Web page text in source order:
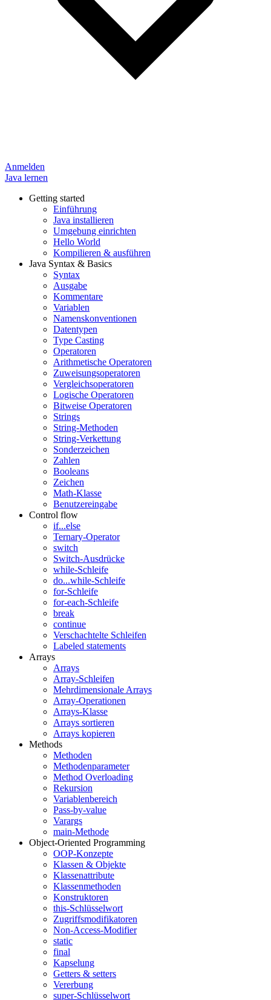
Anmelden
Java lernen
Getting started
Einführung
Java installieren
Umgebung einrichten
Hello World
Kompilieren & ausführen
Java Syntax & Basics
Syntax
Ausgabe
Kommentare
Variablen
Namenskonventionen
Datentypen
Type Casting
Operatoren
Arithmetische Operatoren
Zuweisungsoperatoren
Vergleichsoperatoren
Logische Operatoren
Bitweise Operatoren
Strings
String-Methoden
String-Verkettung
Sonderzeichen
Zahlen
Booleans
Zeichen
Math-Klasse
Benutzereingabe
Control flow
if...else
Ternary-Operator
switch
Switch-Ausdrücke
while-Schleife
do...while-Schleife
for-Schleife
for-each-Schleife
break
continue
Verschachtelte Schleifen
Labeled statements
Arrays
Arrays
Array-Schleifen
Mehrdimensionale Arrays
Array-Operationen
Arrays-Klasse
Arrays sortieren
Arrays kopieren
Methods
Methoden
Methodenparameter
Method Overloading
Rekursion
Variablenbereich
Pass-by-value
Varargs
main-Methode
Object-Oriented Programming
OOP-Konzepte
Klassen & Objekte
Klassenattribute
Klassenmethoden
Konstruktoren
this-Schlüsselwort
Zugriffsmodifikatoren
Non-Access-Modifier
static
final
Kapselung
Getters & setters
Vererbung
super-Schlüsselwort